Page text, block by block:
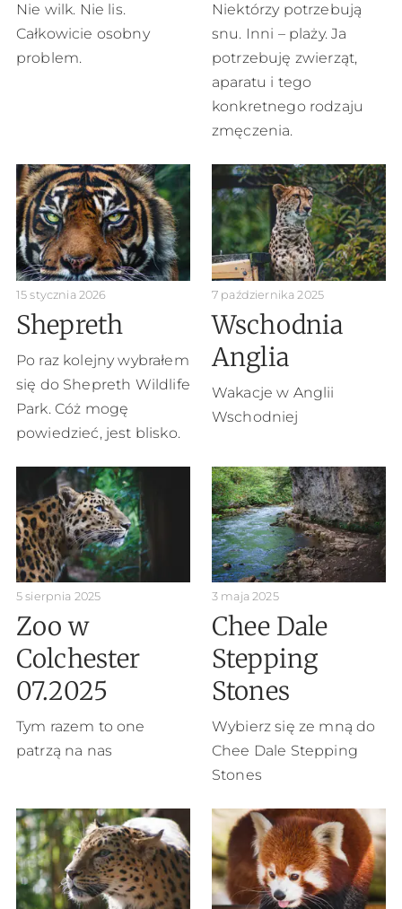
Nie wilk. Nie lis.
Całkowicie osobny
problem.
Niektórzy potrzebują
snu. Inni – plaży. Ja
potrzebuję zwierząt,
aparatu i tego
konkretnego rodzaju
zmęczenia.
15 stycznia 2026
Shepreth
Po raz kolejny wybrałem
się do Shepreth Wildlife
Park. Cóż mogę
powiedzieć, jest blisko.
7 października 2025
Wschodnia
Anglia
Wakacje w Anglii
Wschodniej
5 sierpnia 2025
Zoo w
Colchester
07.2025
Tym razem to one
patrzą na nas
3 maja 2025
Chee Dale
Stepping
Stones
Wybierz się ze mną do
Chee Dale Stepping
Stones